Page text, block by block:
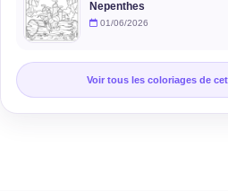
Nepenthes
01/06/2026
Voir tous les coloriages de